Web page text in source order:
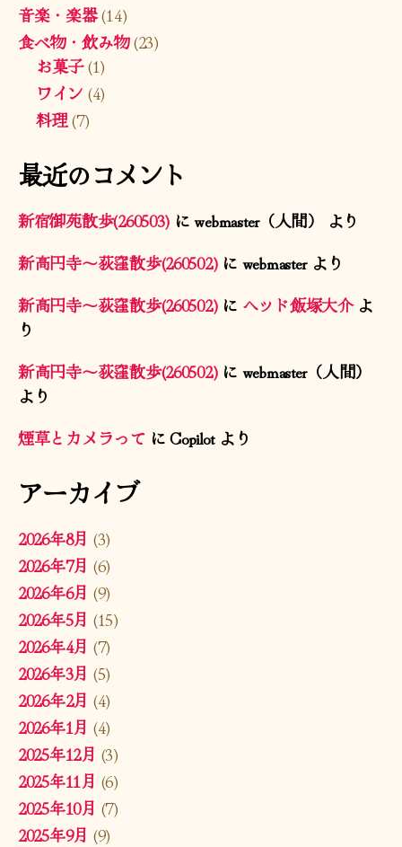
音楽・楽器(14)
食べ物・飲み物(23)
お菓子(1)
ワイン (4)
料理(7)
最近のコメント
新宿御苑散歩(260503) にwebmaster（人間）
より
新高円寺〜荻窪散歩(260502)に webmasterより
新高円寺〜荻窪散歩(260502)に ヘッド飯塚大介よ
り
新高円寺〜荻窪散歩(260502)に webmaster（人間）
より
煙草とカメラってにCopilotより
アーカイブ
2026年8月 (3)
2026年7月 (6)
2026年6月 (9)
2026年5月 (15)
2026年4月 (7)
2026年3月 (5)
2026年2月 (4)
2026年1月 (4)
2025年12月 (3)
2025年11月 (6)
2025年10月 (7)
2025年9月 (9)